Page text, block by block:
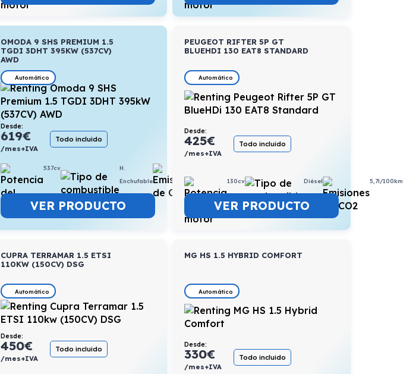
5,6l/100km
OMODA 9 SHS PREMIUM 1.5
TGDI 3DHT 395KW (537CV)
AWD
Automático
Desde:
619€
/mes+IVA
Todo incluido
537cv
H.
Enchufable
VER PRODUCTO
PEUGEOT RIFTER 5P GT
BLUEHDI 130 EAT8 STANDARD
Automático
Desde:
425€
/mes+IVA
Todo incluido
130cv Diésel 5,7l/100km
VER PRODUCTO
CUPRA TERRAMAR 1.5 ETSI
110KW (150CV) DSG
Automático
Desde:
450€
/mes+IVA
Todo incluido
MG HS 1.5 HYBRID COMFORT
Automático
Desde:
330€
/mes+IVA
Todo incluido